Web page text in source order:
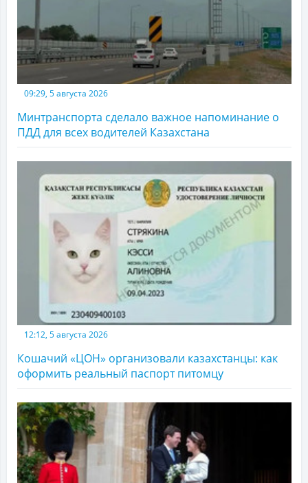
09:29, 5 августа 2026
Минтранспорта сделало важное напоминание о
ПДД для всех водителей Казахстана
12:12, 5 августа 2026
Кошачий «ЦОН» организовали казахстанцы: как
оформить реальный паспорт питомцу